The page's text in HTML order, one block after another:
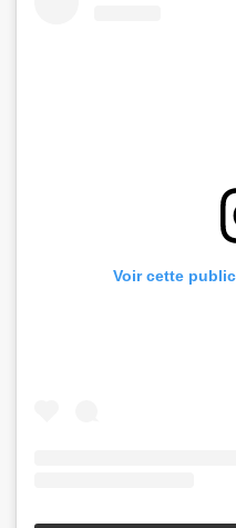
Voir cette